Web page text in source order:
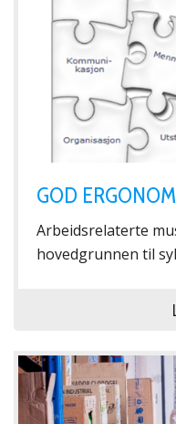
GOD
Arbeidsrelaterte
hovedgrunnen til